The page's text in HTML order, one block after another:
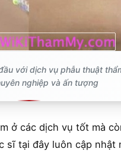
với dịch vụ phẫu thuật
nghiệp và ấn tượng
ở các dịch vụ tốt mà
tại đây luôn cập